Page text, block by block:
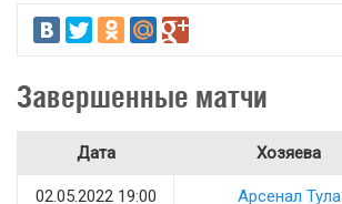
Завершенные матчи
Дата Хозяева
02.05.2022 19:00 Арсенал Тула